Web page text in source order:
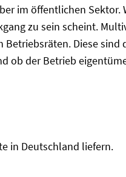
im öffentlichen Sektor.
zu sein scheint.
Diese
ob der Betrieb
in Deutschland liefern.